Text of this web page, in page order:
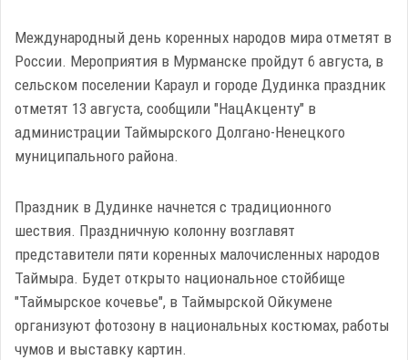
Международный день коренных народов мира отметят в
России. Мероприятия в Мурманске пройдут 6 августа, в
сельском поселении Караул и городе Дудинка праздник
отметят 13 августа, сообщили "НацАкценту" в
администрации Таймырского Долгано-Ненецкого
муниципального района.
Праздник в Дудинке начнется с традиционного
шествия. Праздничную колонну возглавят
представители пяти коренных малочисленных народов
Таймыра. Будет открыто национальное стойбище
"Таймырское кочевье", в Таймырской Ойкумене
организуют фотозону в национальных костюмах, работы
чумов и выставку картин.